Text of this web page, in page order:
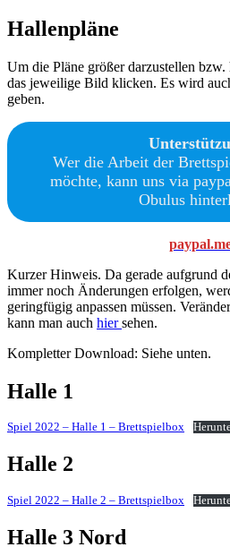
Hallenpläne
Um die Pläne größer darzustellen
das jeweilige Bild klicken. Es wird
geben.
Wer die Arbeit der
möchte, kann uns via
Obulus
Kurzer Hinweis. Da gerade aufgrund
immer noch Änderungen erfolgen,
geringfügig anpassen müssen.
kann man auch hiersehen.
Kompletter Download: Siehe unten.
Halle 1
Spiel 2022 – Halle 1 – Brettspielbox
Halle 2
Spiel 2022 – Halle 2 – Brettspielbox
Halle 3 Nord